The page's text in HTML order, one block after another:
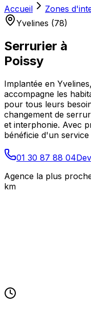
Accueil
Zones
Yvelines (78)
Serrurier à
Poissy
Implantée en
accompagne les
pour tous leurs
changement de
et interphonie. Avec
bénéficie d'un
01 30 87 88 04
Agence la plus
km